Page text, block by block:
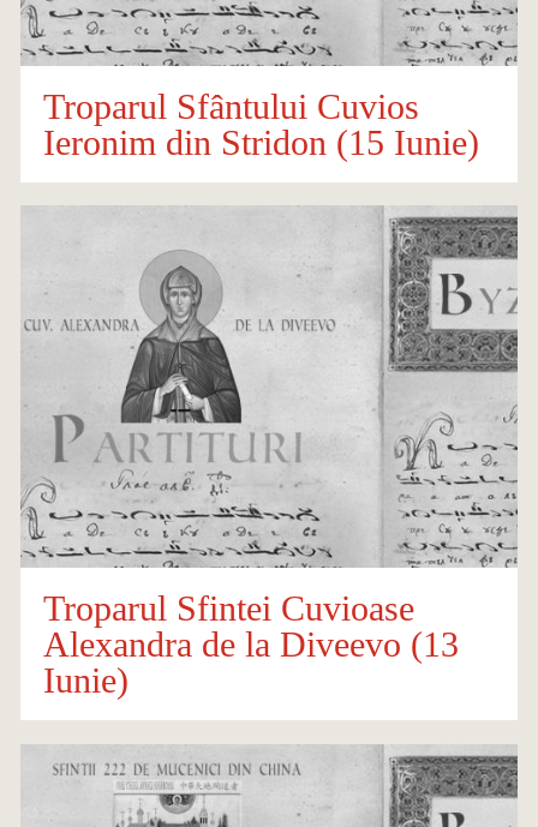
Troparul Sfântului Cuvios
Ieronim din Stridon (15 Iunie)
Troparul Sfintei Cuvioase
Alexandra de la Diveevo (13
Iunie)